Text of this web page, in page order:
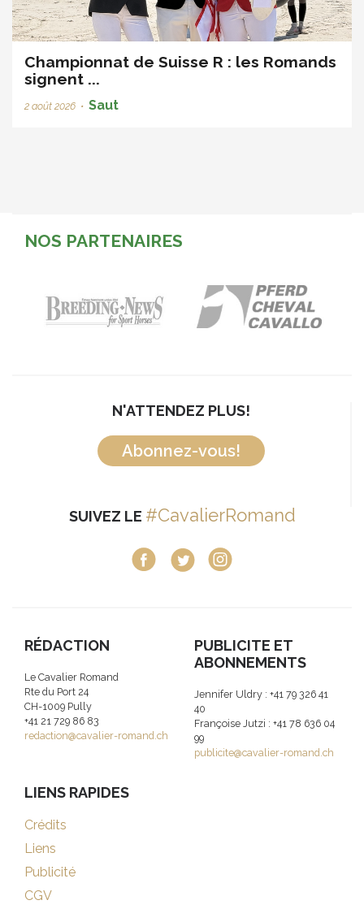
Championnat de Suisse R : les Romands
signent ...
2 août 2026 • Saut
NOS PARTENAIRES
N'ATTENDEZ PLUS!
Abonnez-vous!
SUIVEZ LE #CavalierRomand
RÉDACTION
Le Cavalier Romand
Rte du Port 24
CH-1009 Pully
+41 21 729 86 83
redaction@cavalier-romand.ch
PUBLICITE ET
ABONNEMENTS
Jennifer Uldry : +41 79 326 41
40
Françoise Jutzi : +41 78 636 04
99
publicite@cavalier-romand.ch
LIENS RAPIDES
Crédits
Liens
Publicité
CGV